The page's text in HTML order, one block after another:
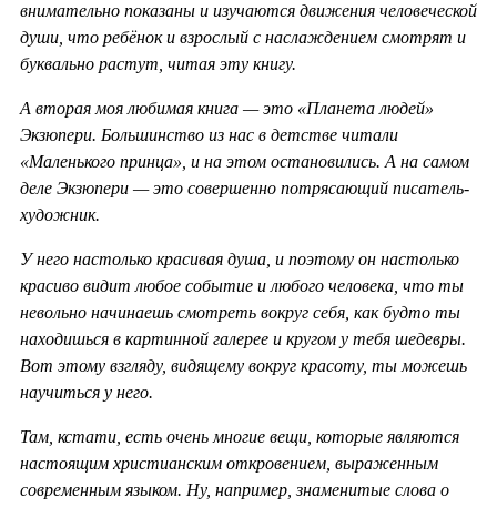
внимательно показаны и изучаются движения человеческой
души, что ребёнок и взрослый с наслаждением смотрят и
буквально растут, читая эту книгу.
А вторая моя любимая книга — это «Планета людей»
Экзюпери. Большинство из нас в детстве читали
«Маленького принца», и на этом остановились. А на самом
деле Экзюпери — это совершенно потрясающий писатель-
художник.
У него настолько красивая душа, и поэтому он настолько
красиво видит любое событие и любого человека, что ты
невольно начинаешь смотреть вокруг себя, как будто ты
находишься в картинной галерее и кругом у тебя шедевры.
Вот этому взгляду, видящему вокруг красоту, ты можешь
научиться у него.
Там, кстати, есть очень многие вещи, которые являются
настоящим христианским откровением, выраженным
современным языком. Ну, например, знаменитые слова о